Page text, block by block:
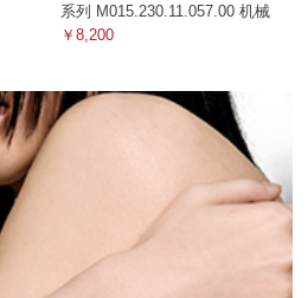
系列 M015.230.11.057.00 机械
￥8,200